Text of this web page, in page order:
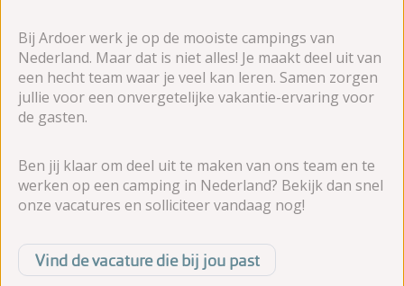
Bij Ardoer werk je op de mooiste campings van
Nederland. Maar dat is niet alles! Je maakt deel uit van
een hecht team waar je veel kan leren. Samen zorgen
jullie voor een onvergetelijke vakantie-ervaring voor
de gasten.
Ben jij klaar om deel uit te maken van ons team en te
werken op een camping in Nederland? Bekijk dan snel
onze vacatures en solliciteer vandaag nog!
Vind de vacature die bij jou past